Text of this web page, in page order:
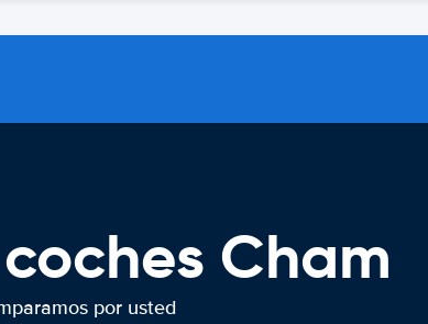
Cham
por usted